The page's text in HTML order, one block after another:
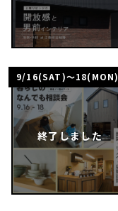
9/16(SAT)〜18(MON)
終了しました